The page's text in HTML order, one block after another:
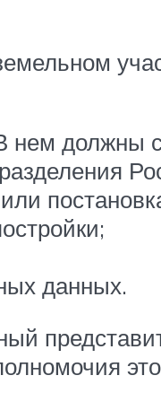
нем должны
данных.